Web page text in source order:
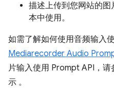
描述上传到您网站的
本中使用。
如需了解如何使用音频输入
Mediarecorder Audio
片输入使用 Prompt API，请
示 。